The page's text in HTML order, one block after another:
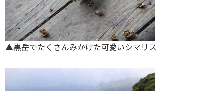
▲黒岳でたくさんみかけた可愛いシマリス